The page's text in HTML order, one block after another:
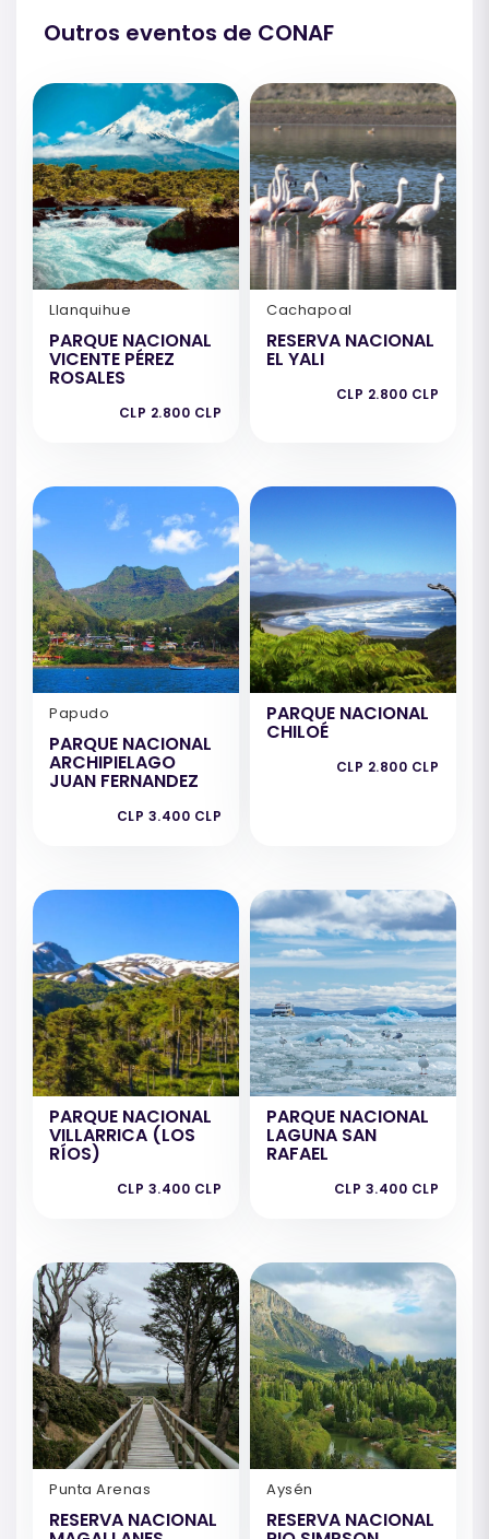
Outros eventos de CONAF
Llanquihue
PARQUE NACIONAL
VICENTE PÉREZ
ROSALES
CLP 2.800 CLP
Cachapoal
RESERVA NACIONAL
EL YALI
CLP 2.800 CLP
Papudo
PARQUE NACIONAL
ARCHIPIELAGO
JUAN FERNANDEZ
CLP 3.400 CLP
PARQUE NACIONAL
CHILOÉ
CLP 2.800 CLP
PARQUE NACIONAL
VILLARRICA (LOS
RÍOS)
CLP 3.400 CLP
PARQUE NACIONAL
LAGUNA SAN
RAFAEL
CLP 3.400 CLP
Punta Arenas
RESERVA NACIONAL
Aysén
RESERVA NACIONAL